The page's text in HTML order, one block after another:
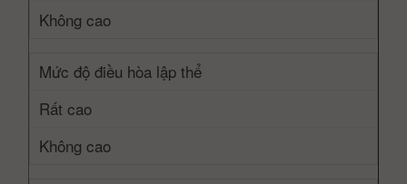
Không cao
Mức độ điều hòa lập thể
Rất cao
Không cao